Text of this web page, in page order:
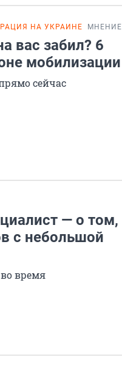
НА УКРАИНЕ МНЕНИЕ
вас забил? 6
мобилизации
сейчас
— о том,
с небольшой
время